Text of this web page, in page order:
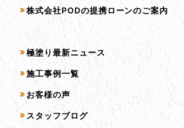
株式会社PODの提携ローンのご案内
コンテンツ一覧
極塗り最新ニュース
施工事例一覧
お客様の声
スタッフブログ